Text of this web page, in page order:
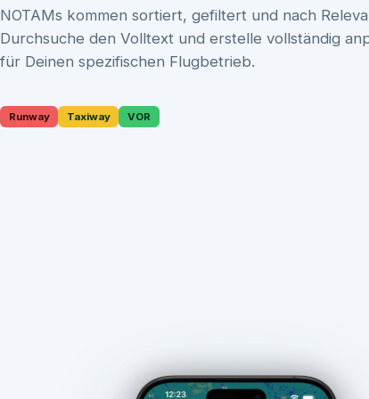
NOTAMs kommen sortiert, gefiltert und nach
Durchsuche den Volltext und erstelle vollständig
für Deinen spezifischen Flugbetrieb.
Runway Taxiway VOR